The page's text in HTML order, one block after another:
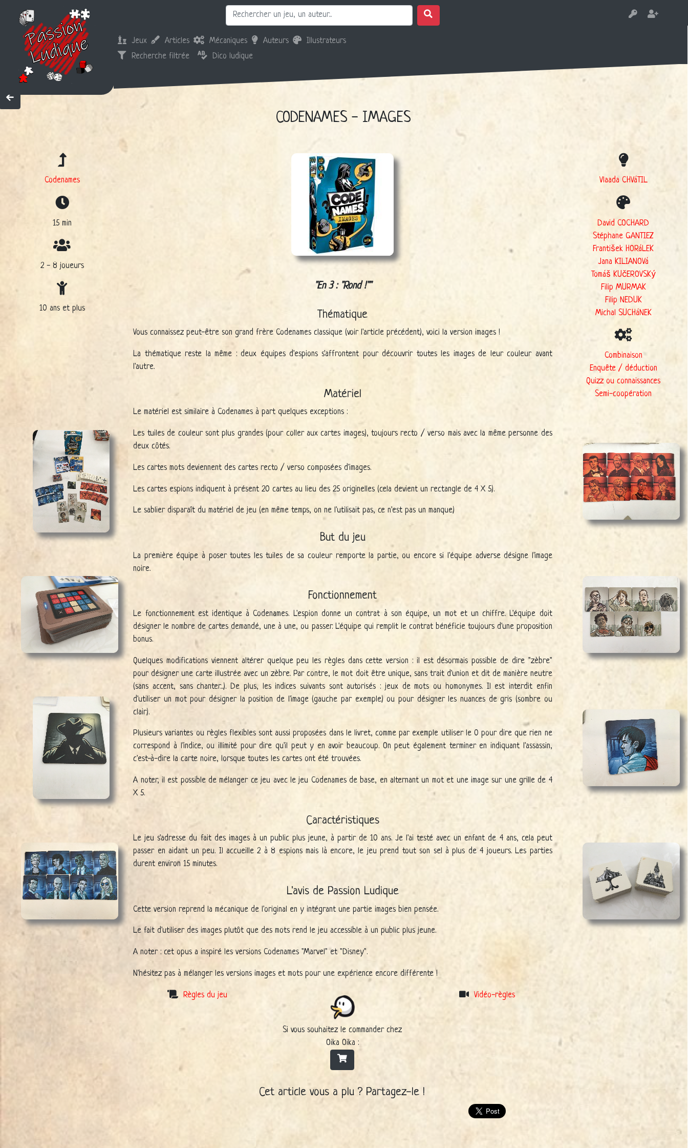
Jeux Articles Mécaniques Auteurs
Illustrateurs
Recherche filtrée
Dico ludique
CODENAMES - IMAGES
Codenames
15 min
2 - 8 joueurs
10 ans et plus
En 3 : "Rond !"
Thématique
Vous connaissez peut-être son grand frère Codenames classique (voir l'article précédent), voici la version images !
La thématique reste la même : deux équipes d'espions s'affrontent pour découvrir toutes les images de leur couleur avant
l'autre.
Matériel
Le matériel est similaire à Codenames à part quelques exceptions :
Les tuiles de couleur sont plus grandes (pour coller aux cartes images), toujours recto / verso mais avec la même personne des
deux côtés.
Les cartes mots deviennent des cartes recto / verso composées d'images.
Les cartes espions indiquent à présent 20 cartes au lieu des 25 originelles (cela devient un rectangle de 4 X 5).
Le sablier disparaît du matériel de jeu (en même temps, on ne l'utilisait pas, ce n'est pas un manque)
But du jeu
La première équipe à poser toutes les tuiles de sa couleur remporte la partie, ou encore si l'équipe adverse désigne l'image
noire.
Fonctionnement
Le fonctionnement est identique à Codenames. L'espion donne un contrat à son équipe, un mot et un chiffre. L'équipe doit
désigner le nombre de cartes demandé, une à une, ou passer. L'équipe qui remplit le contrat bénéficie toujours d'une proposition
bonus.
Quelques modifications viennent altérer quelque peu les règles dans cette version : il est désormais possible de dire "zèbre"
pour désigner une carte illustrée avec un zèbre. Par contre, le mot doit être unique, sans trait d'union et dit de manière neutre
(sans accent, sans chanter...). De plus, les indices suivants sont autorisés : jeux de mots ou homonymes. Il est interdit enfin
d'utiliser un mot pour désigner la position de l'image (gauche par exemple) ou pour désigner les nuances de gris (sombre ou
clair).
Plusieurs variantes ou règles flexibles sont aussi proposées dans le livret, comme par exemple utiliser le 0 pour dire que rien ne
correspond à l'indice, ou illimité pour dire qu'il peut y en avoir beaucoup. On peut également terminer en indiquant l'assassin,
c'est-à-dire la carte noire, lorsque toutes les cartes ont été trouvées.
A noter, il est possible de mélanger ce jeu avec le jeu Codenames de base, en alternant un mot et une image sur une grille de 4
X 5.
Caractéristiques
Le jeu s'adresse du fait des images à un public plus jeune, à partir de 10 ans. Je l'ai testé avec un enfant de 4 ans, cela peut
passer en aidant un peu. Il accueille 2 à 8 espions mais là encore, le jeu prend tout son sel à plus de 4 joueurs. Les parties
durent environ 15 minutes.
L'avis de Passion Ludique
Cette version reprend la mécanique de l'original en y intégrant une partie images bien pensée.
Le fait d'utiliser des images plutôt que des mots rend le jeu accessible à un public plus jeune.
A noter : cet opus a inspiré les versions Codenames "Marvel" et "Disney".
N'hésitez pas à mélanger les versions images et mots pour une expérience encore différente !
Règles du jeu
Si vous souhaitez le commander chez
Oika Oika :
Vidéo-règles
Cet article vous a plu ? Partagez-le !
Vlaada CHVáTIL
David COCHARD
Stéphane GANTIEZ
František HORáLEK
Jana KILIANOVá
Tomáš KUčEROVSKý
Filip MURMAK
Filip NEDUK
Michal SUCHáNEK
Combinaison
Enquête / déduction
Quizz ou connaissances
Semi-coopération